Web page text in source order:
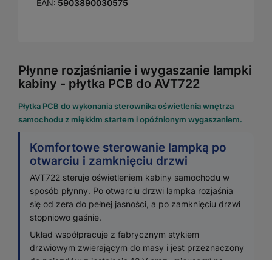
EAN: 5903890030575
Płynne rozjaśnianie i wygaszanie lampki
kabiny - płytka PCB do AVT722
Płytka PCB do wykonania sterownika oświetlenia wnętrza
samochodu z miękkim startem i opóźnionym wygaszaniem.
Komfortowe sterowanie lampką po
otwarciu i zamknięciu drzwi
AVT722 steruje oświetleniem kabiny samochodu w
sposób płynny. Po otwarciu drzwi lampka rozjaśnia
się od zera do pełnej jasności, a po zamknięciu drzwi
stopniowo gaśnie.
Układ współpracuje z fabrycznym stykiem
drzwiowym zwierającym do masy i jest przeznaczony